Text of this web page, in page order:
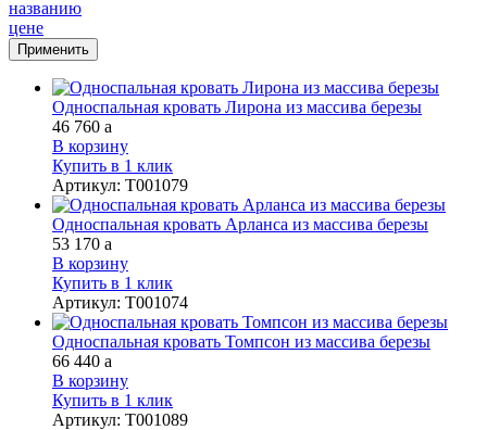
названию
цене
Односпальная кровать Лирона из массива березы
46 760 a
В корзину
Купить в 1 клик
Артикул: Т001079
Односпальная кровать Арланса из массива березы
53 170 a
В корзину
Купить в 1 клик
Артикул: Т001074
Односпальная кровать Томпсон из массива березы
66 440 a
В корзину
Купить в 1 клик
Артикул: Т001089